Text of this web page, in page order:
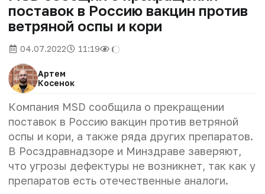
поставок в Россию вакцин против
ветряной оспы и кори
04.07.2022 11:19
Артем
Косенок
Компания MSD сообщила о прекращении
поставок в Россию вакцин против ветряной
оспы и кори, а также ряда других препаратов.
В Росздравнадзоре и Минздраве заверяют,
что угрозы дефектуры не возникнет, так как у
препаратов есть отечественные аналоги.